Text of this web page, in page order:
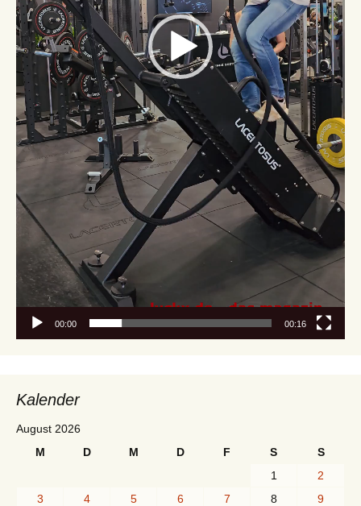
00:00 00:16
Kalender
August 2026
M
D M D F S
S
1
2
3
4 5 6 7 8
9